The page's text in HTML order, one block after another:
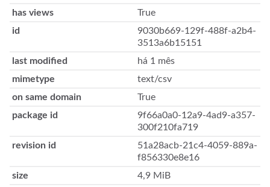
has views
True
id
9030b669-129f-488f-a2b4-
3513a6b15151
last modified
há 1 mês
mimetype
text/csv
on same domain
True
package id
9f66a0a0-12a9-4ad9-a357-
300f210fa719
revision id
51a28acb-21c4-4059-889a-
f856330e8e16
size
4,9 MiB